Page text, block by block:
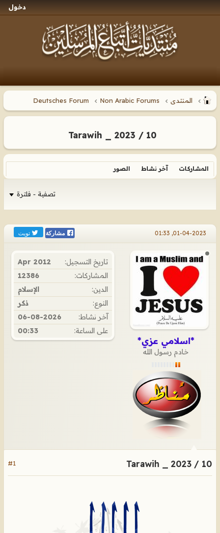
دخول
المنتدى Non Arabic Forums
Deutsches Forum
Tarawih _ 2023 / 10
المشاركات آخر نشاط الصور
تصفية - فلترة
01-04-2023, 01:33 مشاركة تويت
*اسلامي عزي*
خادم رسول الله
تاريخ التسجيل:
Apr 2012
المشاركات:
12386
الدين:
الإسلام
النوع:
ذكر
آخر نشاط:
06-08-2026
على الساعة:
00:33
#1 Tarawih _ 2023 / 10